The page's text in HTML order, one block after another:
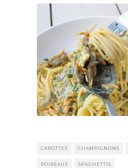
CAROTTES CHAMPIGNONS
POIREAUX SPAGHETTIS